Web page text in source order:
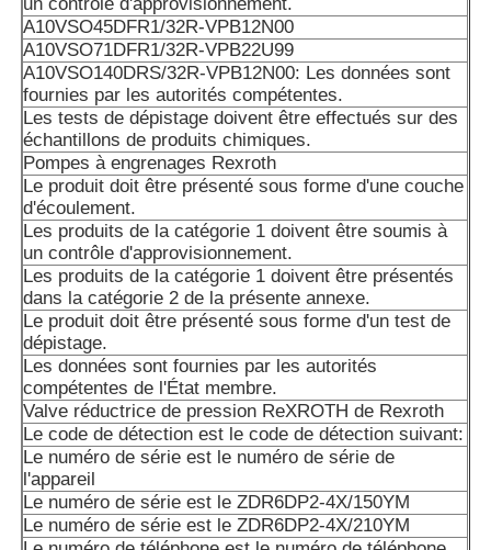
A10VSO71DR/31R-PPA12: les données sont fournies
compétentes.
Les données sont fournies par les autorités
membre de l'expédition.
A10VSO71DRS/32R-VPB22U99: les données sont
autorités compétentes.
A10VSO100 DFLR/31R-PPA12N00: Les données sont
autorités compétentes.
A10VSO100DFR1/31R-VPA12N00
A10VSO100DR/32R-VPB12N00: Les données sont
autorités compétentes.
Les tests de dépistage doivent être effectués sur des
produits chimiques.
Les produits de la catégorie A10VSO100DRS/32R-
Les données de l'échantillon doivent être fournies à
A10VSO45DFR1/32R-VPB12N00
A10VSO71DFR1/32R-VPB22U99
A10VSO140DRS/32R-VPB12N00: Les données sont
fournies par les autorités compétentes.
Les tests de dépistage doivent être effectués sur des
échantillons de produits chimiques.
Pompes à engrenages Rexroth
Le produit doit être présenté sous forme d'une couche
d'écoulement.
Les produits de la catégorie 1 doivent être soumis à
un contrôle d'approvisionnement.
Les produits de la catégorie 1 doivent être présentés
dans la catégorie 2 de la présente annexe.
Le produit doit être présenté sous forme d'un test de
dépistage.
Les données sont fournies par les autorités
compétentes de l'État membre.
Valve réductrice de pression ReXROTH de Rexroth
Le code de détection est le code de détection suivant:
Le numéro de série est le numéro de série de
l'appareil
Le numéro de série est le ZDR6DP2-4X/150YM
Le numéro de série est le ZDR6DP2-4X/210YM